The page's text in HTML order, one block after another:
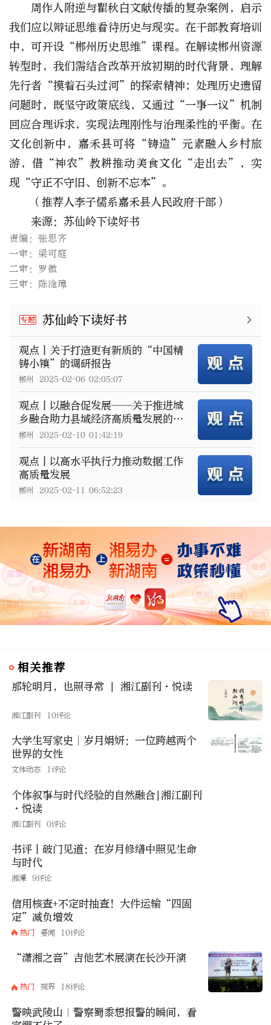
周作人附逆与瞿秋白文献传播的复杂案例，启示
我们应以辩证思维看待历史与现实。在干部教育培训
中，可开设“郴州历史思维”课程。在解读郴州资源
转型时，我们需结合改革开放初期的时代背景，理解
先行者“摸着石头过河”的探索精神；处理历史遗留
问题时，既坚守政策底线，又通过“一事一议”机制
回应合理诉求，实现法理刚性与治理柔性的平衡。在
文化创新中，嘉禾县可将“铸造”元素融入乡村旅
游，借“神农”教耕推动美食文化“走出去”，实
现“守正不守旧、创新不忘本”。
（推荐人李子儒系嘉禾县人民政府干部）
来源：苏仙岭下读好书
责编：张思齐
一审：梁可庭
二审：罗徽
三审：陈淦璋
专题 苏仙岭下读好书
观点丨关于打造更有新质的“中国精
铸小镇”的调研报告
郴州 2025-02-06 02:05:07
观点丨以融合促发展——关于推进城
乡融合助力县域经济高质量发展的思
考
郴州 2025-02-10 01:42:19
观点丨以高水平执行力推动数据工作
高质量发展
郴州 2025-02-11 06:52:23
相关推荐
那轮明月，也照寻常 | 湘江副刊·悦读
湘江副刊 10评论
大学生写家史︱岁月娟妍：一位跨越两个
世界的女性
文体动态 1评论
个体叙事与时代经验的自然融合|湘江副刊
·悦读
湘江副刊 0评论
书评丨破门见道：在岁月修缮中照见生命
与时代
湘潭 9评论
信用核查+不定时抽查！大件运输“四固
定”减负增效
热门 要闻 10评论
“潇湘之音”吉他艺术展演在长沙开演
热门 视界 18评论
警映武陵山｜警察蜀黍想报警的瞬间，看